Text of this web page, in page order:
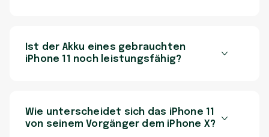
Ist der Akku eines gebrauchten
iPhone 11 noch leistungsfähig?
Wie unterscheidet sich das iPhone 11
von seinem Vorgänger dem iPhone X?